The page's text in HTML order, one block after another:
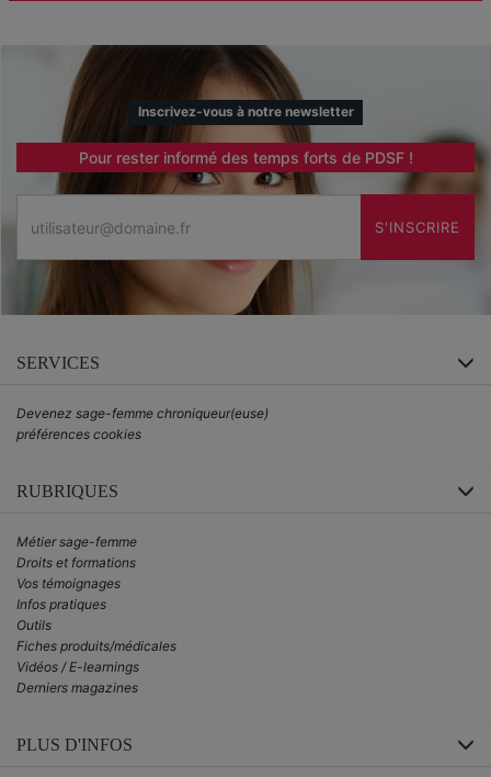
Inscrivez-vous à notre newsletter
Pour rester informé des temps forts de PDSF !
S'INSCRIRE
SERVICES
Devenez sage-femme chroniqueur(euse)
préférences cookies
RUBRIQUES
Métier sage-femme
Droits et formations
Vos témoignages
Infos pratiques
Outils
Fiches produits/médicales
Vidéos / E-learnings
Derniers magazines
PLUS D'INFOS